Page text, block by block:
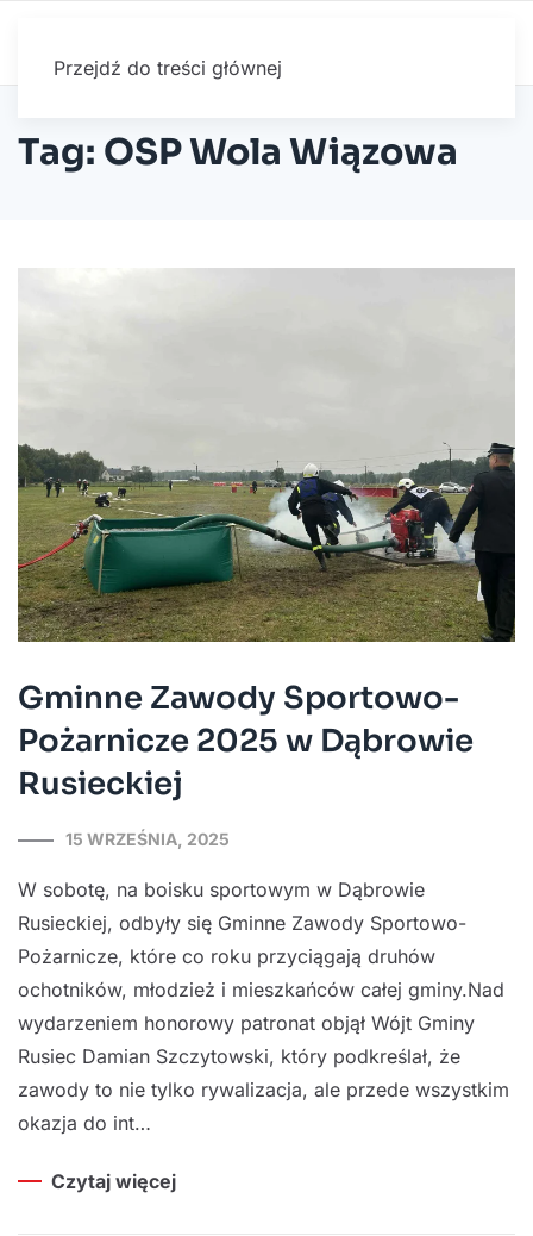
Przejdź do treści głównej
Tag: OSP Wola Wiązowa
Gminne Zawody Sportowo-
Pożarnicze 2025 w Dąbrowie
Rusieckiej
15 WRZEŚNIA, 2025
W sobotę, na boisku sportowym w Dąbrowie
Rusieckiej, odbyły się Gminne Zawody Sportowo-
Pożarnicze, które co roku przyciągają druhów
ochotników, młodzież i mieszkańców całej gminy.Nad
wydarzeniem honorowy patronat objął Wójt Gminy
Rusiec Damian Szczytowski, który podkreślał, że
zawody to nie tylko rywalizacja, ale przede wszystkim
okazja do int…
Czytaj więcej